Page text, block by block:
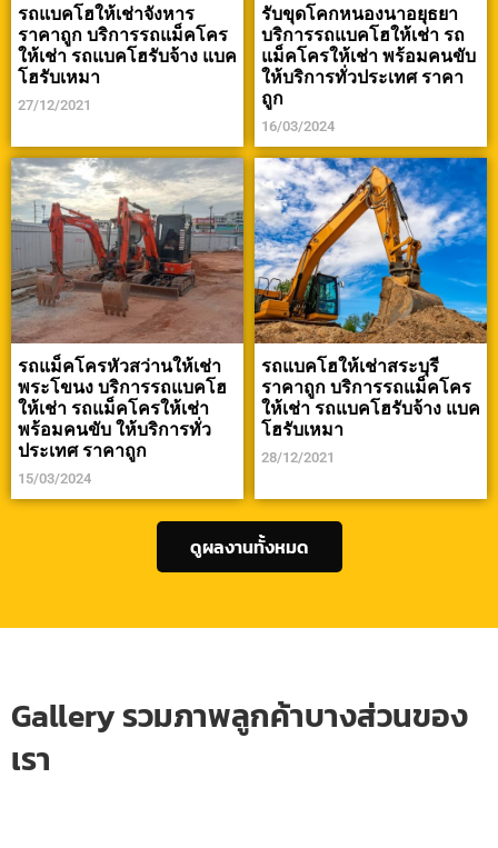
รถแบคโฮให้เช่าจังหาร
ราคาถูก บริการรถแม็คโคร
ให้เช่า รถแบคโฮรับจ้าง แบค
โฮรับเหมา
27/12/2021
รับขุดโคกหนองนาอยุธยา
บริการรถแบคโฮให้เช่า รถ
แม็คโครให้เช่า พร้อมคนขับ
ให้บริการทั่วประเทศ ราคา
ถูก
16/03/2024
รถแม็คโครหัวสว่านให้เช่า
พระโขนง บริการรถแบคโฮ
ให้เช่า รถแม็คโครให้เช่า
พร้อมคนขับ ให้บริการทั่ว
ประเทศ ราคาถูก
15/03/2024
รถแบคโฮให้เช่าสระบุรี
ราคาถูก บริการรถแม็คโคร
ให้เช่า รถแบคโฮรับจ้าง แบค
โฮรับเหมา
28/12/2021
ดูผลงานทั้งหมด
Gallery รวมภาพลูกค้าบางส่วนของ
เรา